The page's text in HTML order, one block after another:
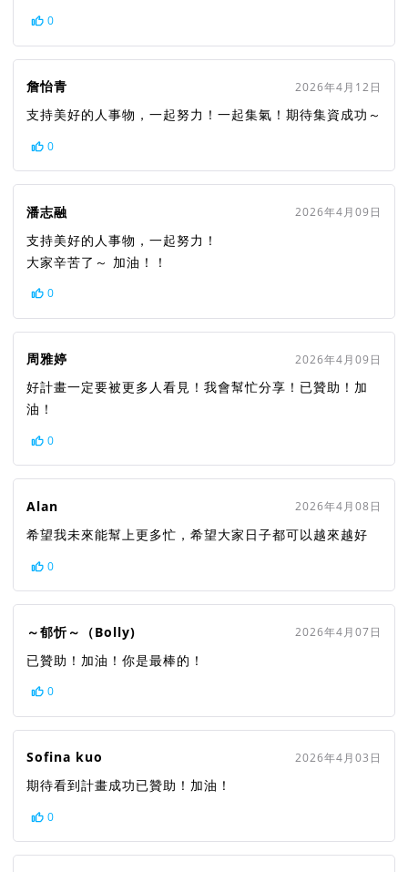
0
詹怡青 2026年4月12日
支持美好的人事物，一起努力！一起集氣！期待集資成功～
0
潘志融 2026年4月09日
支持美好的人事物，一起努力！
大家辛苦了～ 加油！！
0
周雅婷 2026年4月09日
好計畫一定要被更多人看見！我會幫忙分享！已贊助！加
油！
0
Alan 2026年4月08日
希望我未來能幫上更多忙，希望大家日子都可以越來越好
0
～郁忻～（Bolly) 2026年4月07日
已贊助！加油！你是最棒的！
0
Sofina kuo 2026年4月03日
期待看到計畫成功已贊助！加油！
0